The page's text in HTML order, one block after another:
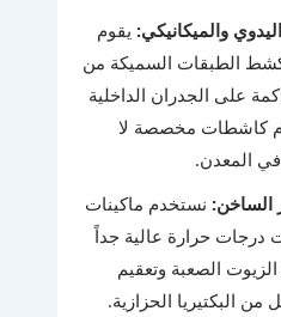
والميكانيكي: يقوم
الطبقات السميكة من
على الجدران الداخلية
كاشطات مخصصة لا
المعدن.
الساخن: نستخدم ماكينات
درجات حرارة عالية جداً
الزيوت الصعبة وتعقيم
من البكتيريا الحزازية.